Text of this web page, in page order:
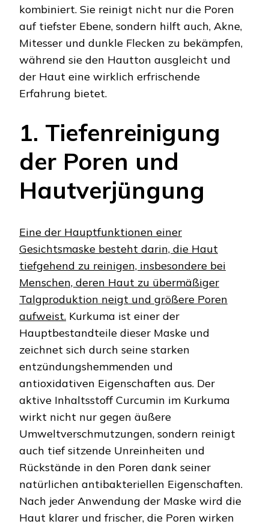
kombiniert. Sie reinigt nicht nur die Poren
auf tiefster Ebene, sondern hilft auch, Akne,
Mitesser und dunkle Flecken zu bekämpfen,
während sie den Hautton ausgleicht und
der Haut eine wirklich erfrischende
Erfahrung bietet.
1. Tiefenreinigung
der Poren und
Hautverjüngung
Eine der Hauptfunktionen einer
Gesichtsmaske besteht darin, die Haut
tiefgehend zu reinigen, insbesondere bei
Menschen, deren Haut zu übermäßiger
Talgproduktion neigt und größere Poren
aufweist. Kurkuma ist einer der
Hauptbestandteile dieser Maske und
zeichnet sich durch seine starken
entzündungshemmenden und
antioxidativen Eigenschaften aus. Der
aktive Inhaltsstoff Curcumin im Kurkuma
wirkt nicht nur gegen äußere
Umweltverschmutzungen, sondern reinigt
auch tief sitzende Unreinheiten und
Rückstände in den Poren dank seiner
natürlichen antibakteriellen Eigenschaften.
Nach jeder Anwendung der Maske wird die
Haut klarer und frischer, die Poren wirken